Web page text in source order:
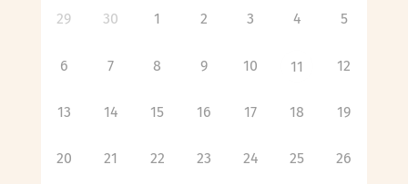
29 30 1 2 3 4 5
6 7 8 9 10 11 12
13 14 15 16 17 18 19
20 21 22 23 24 25 26